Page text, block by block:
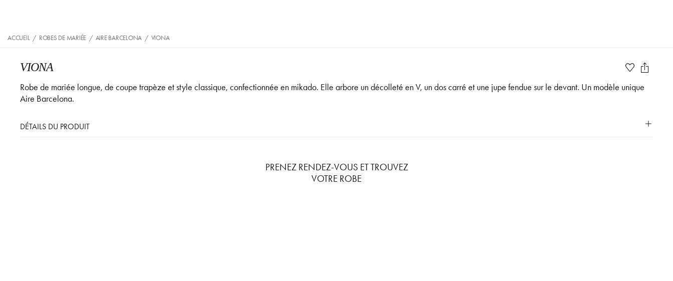
ACCUEIL / ROBES DE MARIÉE / AIRE BARCELONA / VIONA
VIONA
Robe de mariée longue, de coupe trapèze et style classique, confectionnée en mikado. Elle arbore un décolleté en V, un dos carré et une jupe fendue sur le devant. Un modèle unique
Aire Barcelona.
DÉTAILS DU PRODUIT
PRENEZ RENDEZ-VOUS ET TROUVEZ
VOTRE ROBE